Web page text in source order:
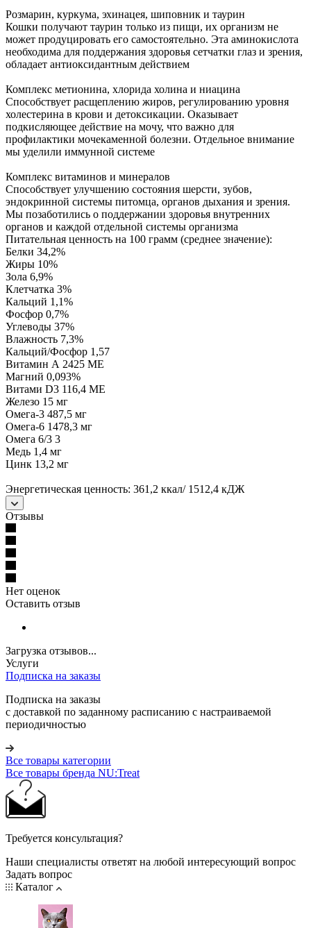
Розмарин, куркума, эхинацея, шиповник и таурин
Кошки получают таурин только из пищи, их организм не
может продуцировать его самостоятельно. Эта аминокислота
необходима для поддержания здоровья сетчатки глаз и зрения,
обладает антиоксидантным действием
Комплекс метионина, хлорида холина и ниацина
Способствует расщеплению жиров, регулированию уровня
холестерина в крови и детоксикации. Оказывает
подкисляющее действие на мочу, что важно для
профилактики мочекаменной болезни. Отдельное внимание
мы уделили иммунной системе
Комплекс витаминов и минералов
Способствует улучшению состояния шерсти, зубов,
эндокринной системы питомца, органов дыхания и зрения.
Мы позаботились о поддержании здоровья внутренних
органов и каждой отдельной системы организма
Питательная ценность на 100 грамм (среднее значение):
Белки 34,2%
Жиры 10%
Зола 6,9%
Клетчатка 3%
Кальций 1,1%
Фосфор 0,7%
Углеводы 37%
Влажность 7,3%
Кальций/Фосфор 1,57
Витамин А 2425 МЕ
Магний 0,093%
Витами D3 116,4 МЕ
Железо 15 мг
Омега-3 487,5 мг
Омега-6 1478,3 мг
Омега 6/3 3
Медь 1,4 мг
Цинк 13,2 мг
Энергетическая ценность: 361,2 ккал/ 1512,4 кДЖ
Отзывы
Нет оценок
Оставить отзыв
Загрузка отзывов...
Услуги
Подписка на заказы
Подписка на заказы
с доставкой по заданному расписанию с настраиваемой
периодичностью
Все товары категории
Все товары бренда NU:Treat
Требуется консультация?
Наши специалисты ответят на любой интересующий вопрос
Задать вопрос
Каталог